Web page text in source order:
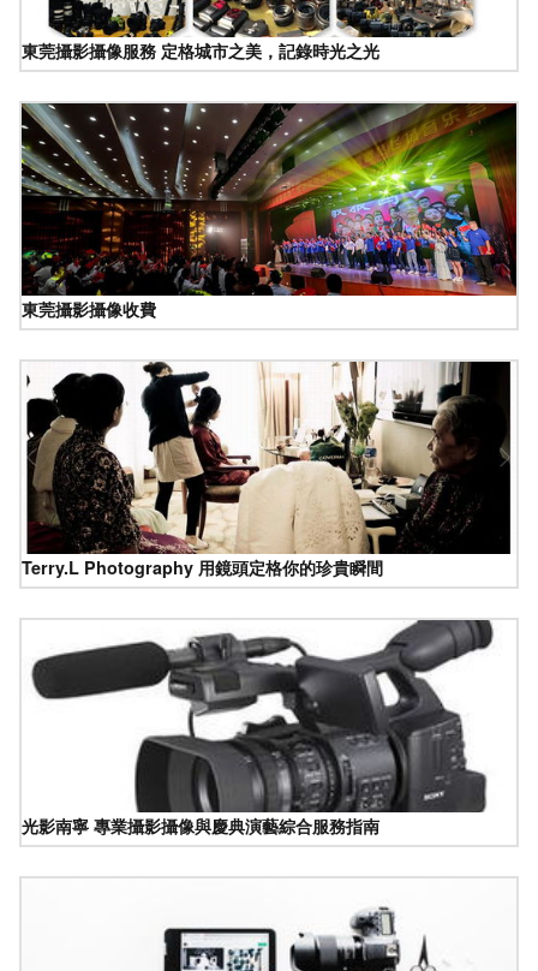
東莞攝影攝像服務 定格城市之美，記錄時光之光
東莞攝影攝像收費
Terry.L Photography 用鏡頭定格你的珍貴瞬間
光影南寧 專業攝影攝像與慶典演藝綜合服務指南